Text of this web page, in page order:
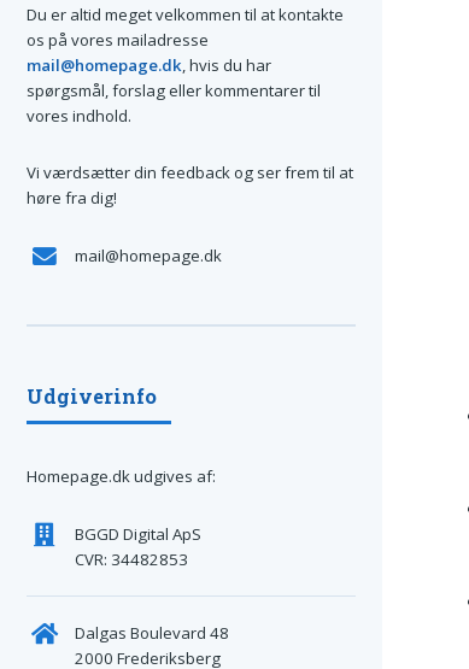
Du er altid meget velkommen til at kontakte
os på vores mailadresse
mail@homepage.dk, hvis du har
spørgsmål, forslag eller kommentarer til
vores indhold.
Vi værdsætter din feedback og ser frem til at
høre fra dig!
mail@homepage.dk
Udgiverinfo
Homepage.dk udgives af:
BGGD Digital ApS
CVR: 34482853
Dalgas Boulevard 48
2000 Frederiksberg